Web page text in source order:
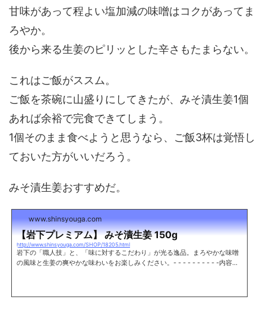
甘味があって程よい塩加減の味噌はコクがあってま
ろやか。
後から来る生姜のピリッとした辛さもたまらない。
これはご飯がススム。
ご飯を茶碗に山盛りにしてきたが、みそ漬生姜1個
あれば余裕で完食できてしまう。
1個そのまま食べようと思うなら、ご飯3杯は覚悟し
ておいた方がいいだろう。
みそ漬生姜おすすめだ。
www.shinsyouga.com
【岩下プレミアム】 みそ漬生姜 150g
http://www.shinsyouga.com/SHOP/18205.html
岩下の「職人技」と、「味に対するこだわり」が光る逸品。まろやかな味噌
の風味と生姜の爽やかな味わいをお楽しみください。- - - - - - - - - -内容